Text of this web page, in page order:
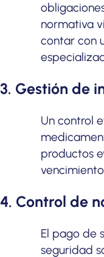
normativa
contar con
3. Gestión de
Un control
productos
4. Control de
El pago de
seguridad